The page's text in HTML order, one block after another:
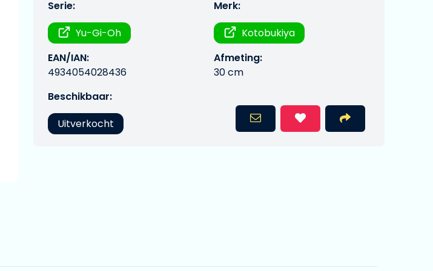
Serie:
Yu-Gi-Oh
Merk:
Kotobukiya
EAN/IAN:
4934054028436
Afmeting:
30 cm
Beschikbaar:
Uitverkocht